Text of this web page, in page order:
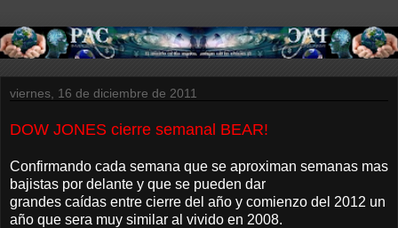
viernes, 16 de diciembre de 2011
DOW JONES cierre semanal BEAR!
Confirmando cada semana que se aproximan semanas mas
bajistas por delante y que se pueden dar
grandes caídas entre cierre del año y comienzo del 2012 un
año que sera muy similar al vivido en 2008.